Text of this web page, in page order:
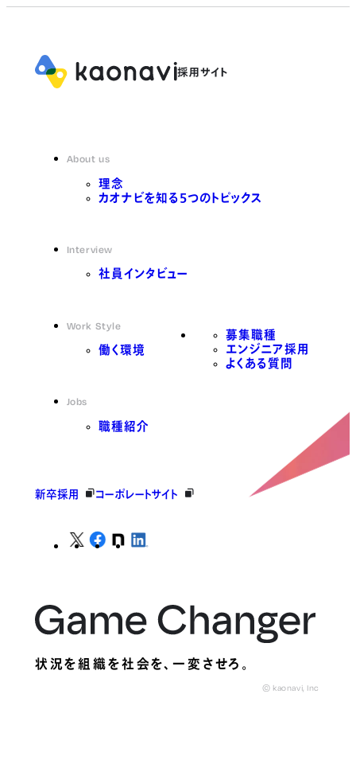
About us
理念
カオナビを知る5つのトピックス
Interview
社員インタビュー
Work Style
働く環境
Jobs
職種紹介
募集職種
エンジニア採用
よくある質問
新卒採用 コーポレートサイト
状況を組織を社会を、一変させろ。
© kaonavi, Inc